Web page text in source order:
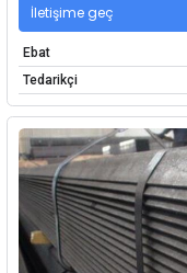
İletişime geç
Ebat
Tedarikçi